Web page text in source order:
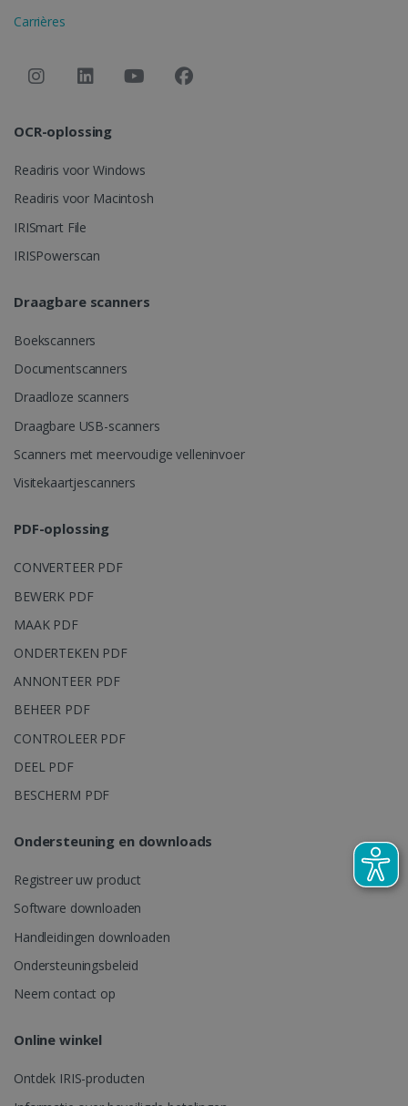
Carrières
OCR-oplossing
Readiris voor Windows
Readiris voor Macintosh
IRISmart File
IRISPowerscan
Draagbare scanners
Boekscanners
Documentscanners
Draadloze scanners
Draagbare USB-scanners
Scanners met meervoudige velleninvoer
Visitekaartjescanners
PDF-oplossing
CONVERTEER PDF
BEWERK PDF
MAAK PDF
ONDERTEKEN PDF
ANNONTEER PDF
BEHEER PDF
CONTROLEER PDF
DEEL PDF
BESCHERM PDF
Ondersteuning en downloads
Registreer uw product
Software downloaden
Handleidingen downloaden
Ondersteuningsbeleid
Neem contact op
Online winkel
Ontdek IRIS-producten
kernfunctionaliteiten van de website mogelijk,
zoals gebruikersaanmelding en
noodzakelijke cookies.
Naam
li_gc
CountryID
CountryTranslationCouple
5 maanden 4
Google Privacy Policy